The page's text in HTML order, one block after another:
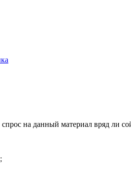
на данный материал вряд ли